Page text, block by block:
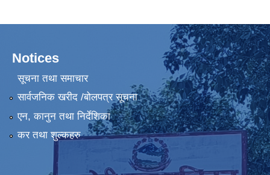
Notices
सूचना तथा समाचार
सार्वजनिक खरीद /बोलपत्र सूचना
एन, कानुन तथा निर्देशिका
कर तथा शुल्कहरु